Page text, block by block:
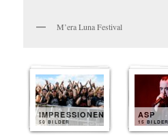
M’era Luna Festival
IMPRESSIONEN
50 BILDER
ASP
15 BILDER